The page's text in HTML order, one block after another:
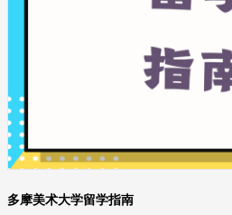
多摩美术大学留学指南